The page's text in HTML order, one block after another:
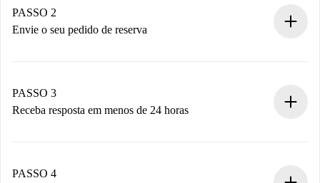
Você tem todas as informações necessárias
antecipadamente.
PASSO 2
Envie o seu pedido de reserva
Não cobramos nada até que o proprietário confirme.
PASSO 3
Receba resposta em menos de 24 horas
proprietário.
PASSO 4